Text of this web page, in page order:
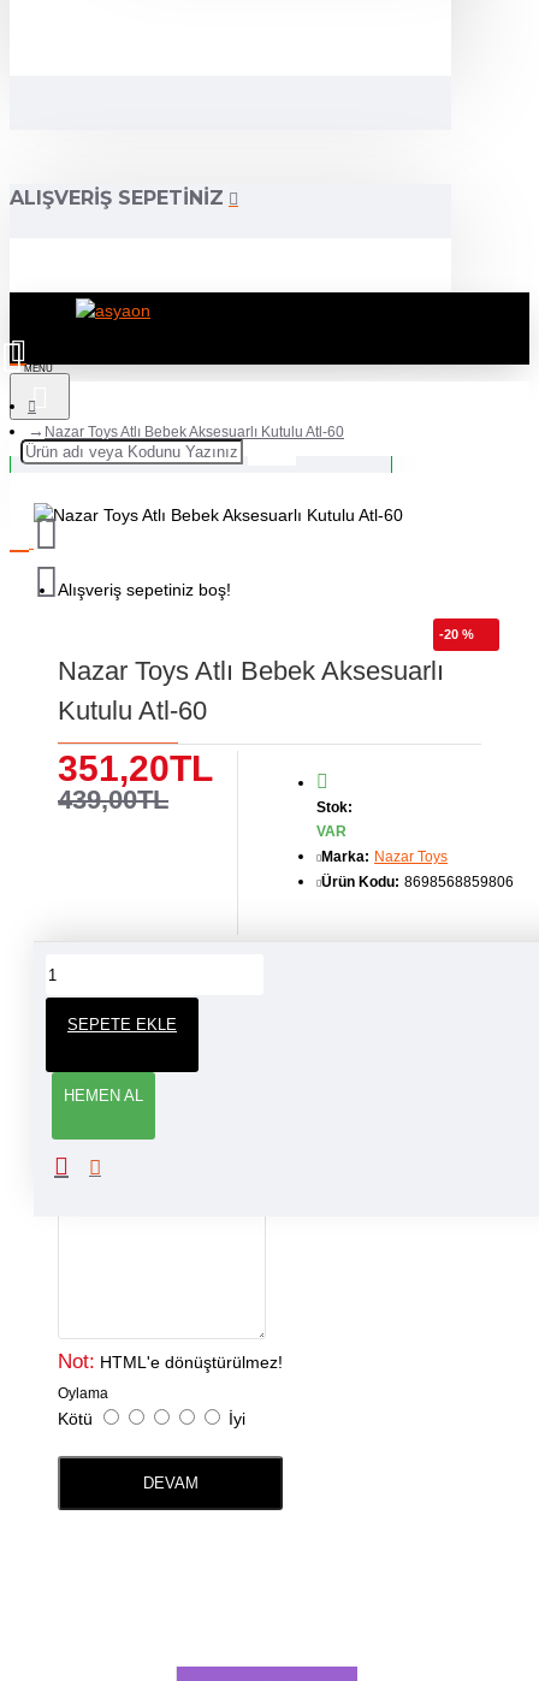
ALIŞVERIŞ SEPETINIZ
Alışveriş sepetiniz boş!
Nazar Toys Atlı Bebek Aksesuarlı Kutulu Atl-60
-20 %
Nazar Toys Atlı Bebek Aksesuarlı
Kutulu Atl-60
351,20TL
439,00TL
Stok:
VAR
Marka: Nazar Toys
Ürün Kodu: 8698568859806
SEPETE EKLE
HEMEN AL
ÜRÜN YORUMLARI
Not: HTML'e dönüştürülmez!
Oylama
Kötü İyi
DEVAM